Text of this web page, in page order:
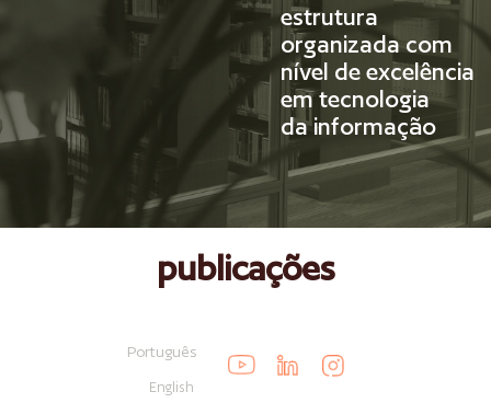
estrutura
organizada com
nível de excelência
em tecnologia
da informação
publicações
Português
English